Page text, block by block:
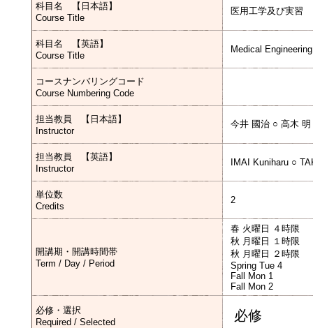
科目名 【日本語】
Course Title
医用工学及び実習
科目名 【英語】
Course Title
Medical
コースナンバリングコード
Course Numbering Code
担当教員 【日本語】
Instructor
今井 國治 ○ 高木
担当教員 【英語】
Instructor
IMAI Kuniharu ○
単位数
Credits
2
開講期・開講時間帯
Term / Day / Period
春 火曜日 ４時限
秋 月曜日 １時限
秋 月曜日 ２時限
Spring Tue 4
Fall Mon 1
Fall Mon 2
必修・選択
Required / Selected
必修